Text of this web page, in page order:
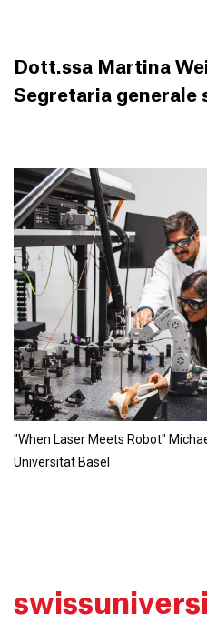
Dott.ssa Martina
Segretaria generale
"When Laser Meets Robot"
Universität Basel